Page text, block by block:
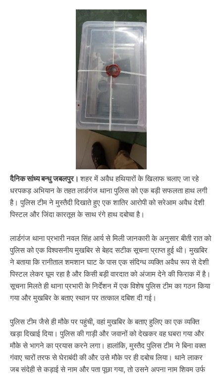
दैनिक सांध्य बन्धु जबलपुर।शहर में अवैध हथियारों के खिलाफ चलाए जा रहे
धरपकड़ अभियान के तहत लार्डगंज थाना पुलिस को एक बड़ी सफलता हाथ लगी
है। पुलिस टीम ने मुस्तैदी दिखाते हुए एक शातिर आरोपी को सरेआम अवैध देशी
पिस्टल और जिंदा कारतूस के साथ रंगे हाथ दबोचा है।
लार्डगंज थाना प्रभारी नवल सिंह आर्य से मिली जानकारी के अनुसार बीती रात को
पुलिस को एक विश्वसनीय मुखबिर से बेहद सटीक सूचना प्राप्त हुई थी। मुखबिर
ने बताया कि रानीताल शमशान घाट के पास एक संदिग्ध व्यक्ति अवैध रूप से देशी
पिस्टल लेकर घूम रहा है और किसी बड़ी वारदात को अंजाम देने की फिराक में है।
सूचना मिलते ही थाना प्रभारी के निर्देशन में एक विशेष पुलिस टीम का गठन किया
गया और मुखबिर के बताए स्थान पर तत्काल दबिश दी गई।
पुलिस टीम जैसे ही मौके पर पहुंची, वहां मुखबिर के बताए हुलिए का एक व्यक्ति
खड़ा दिखाई दिया। पुलिस की गाड़ी और जवानों को देखकर वह घबरा गया और
मौके से भागने का प्रयास करने लगा। हालांकि, मुस्तैद पुलिस टीम ने बिना वक्त
गंवाए चारों तरफ से घेराबंदी की और उसे मौके पर ही दबोच लिया। थाने लाकर
जब संदेही से कड़ाई से नाम और पता पूछा गया, तो उसने अपना नाम शिवम उर्फ